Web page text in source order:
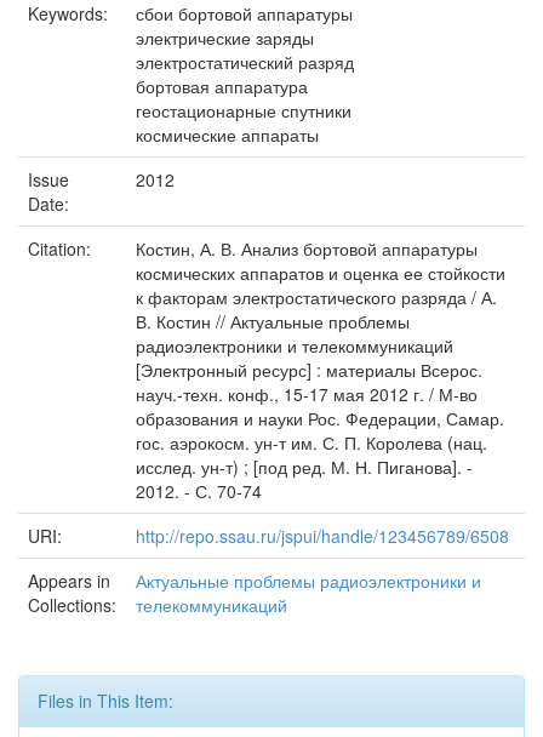
Keywords:
сбои бортовой аппаратуры
электрические заряды
электростатический разряд
бортовая аппаратура
геостационарные спутники
космические аппараты
Issue
Date:
2012
Citation:
Костин, А. В. Анализ бортовой аппаратуры
космических аппаратов и оценка ее стойкости
к факторам электростатического разряда / А.
В. Костин // Актуальные проблемы
радиоэлектроники и телекоммуникаций
[Электронный ресурс] : материалы Всерос.
науч.-техн. конф., 15-17 мая 2012 г. / М-во
образования и науки Рос. Федерации, Самар.
гос. аэрокосм. ун-т им. С. П. Королева (нац.
исслед. ун-т) ; [под ред. М. Н. Пиганова]. -
2012. - С. 70-74
URI:
http://repo.ssau.ru/jspui/handle/123456789/6508
Appears in
Collections:
Актуальные проблемы радиоэлектроники и
телекоммуникаций
Files in This Item: